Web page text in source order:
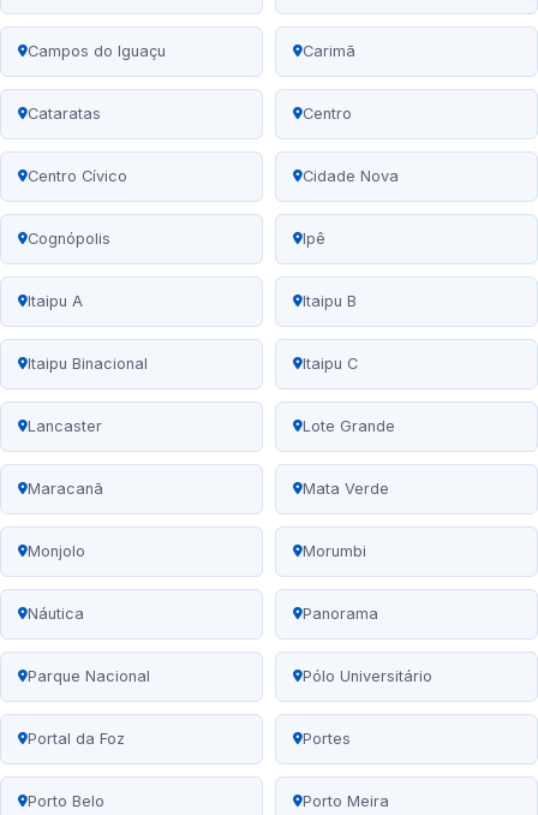
Campos do Iguaçu Carimã
Cataratas Centro
Centro Cívico Cidade Nova
Cognópolis Ipê
Itaipu A Itaipu B
Itaipu Binacional Itaipu C
Lancaster Lote Grande
Maracanã Mata Verde
Monjolo Morumbi
Náutica Panorama
Parque Nacional Pólo Universitário
Portal da Foz Portes
Porto Belo Porto Meira